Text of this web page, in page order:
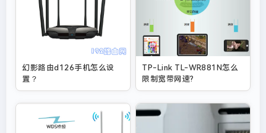
幻影路由d126手机怎么设
置？
TP-Link TL-WR881N怎么
限制宽带网速?